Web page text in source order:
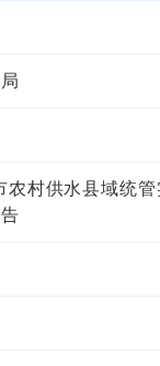
农村供水县域统